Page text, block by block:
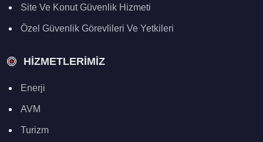
Site Ve Konut Güvenlik Hizmeti
Özel Güvenlik Görevlileri Ve Yetkileri
HIZMETLERIMIZ
Enerji
AVM
Turizm